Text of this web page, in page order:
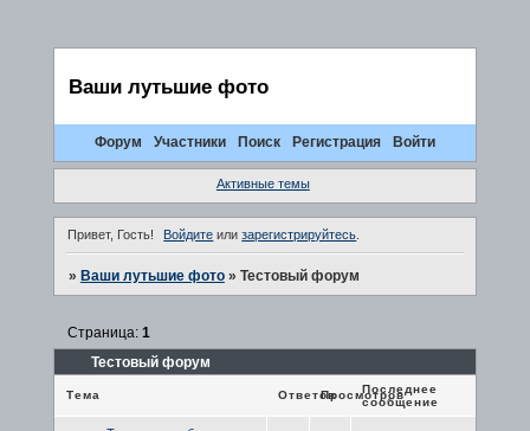
Ваши лутьшие фото
Форум Участники Поиск Регистрация Войти
Активные темы
Привет, Гость! Войдите илизарегистрируйтесь.
» Ваши лутьшие фото » Тестовый форум
Тестовый форум
Страница: 1
Тема ОтветовПросмотров
Последнее
сообщение